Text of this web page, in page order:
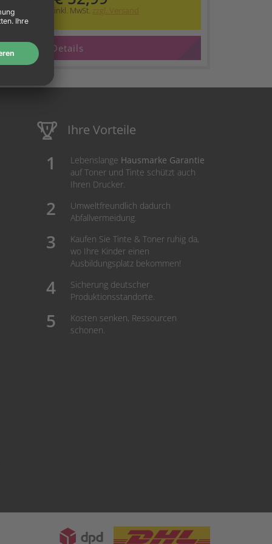
inkl. MwSt. zzgl. Versand
Details
Ihre Vorteile
Lebenslange Hausmarke Garantie
auf Toner und Tinte schützt auch
Ihren Drucker.
Umweltfreundlich dadurch
Abfallvermeidung.
Kaufen Sie Tinte & Toner ruhig da,
wo Ihre Kinder einen
Ausbildungsplatz bekommen!
Sicherung deutscher
Produktionsstandorte.
Kosten senken, Ressourcen
schonen.